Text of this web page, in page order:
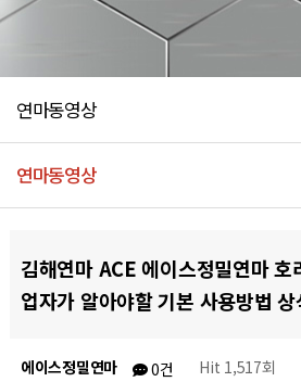
연마동영상
연마동영상
김해연마 ACE 에이스정밀연마
업자가 알아야할 기본 사용방법 상
에이스정밀연마 0건 Hit 1,517회